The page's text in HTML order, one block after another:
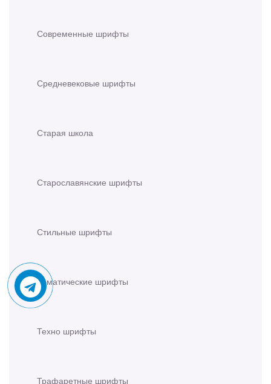
Современные шрифты
Средневековые шрифты
Старая школа
Старославянские шрифты
Стильные шрифты
Тематические шрифты
Техно шрифты
Трафаретные шрифты